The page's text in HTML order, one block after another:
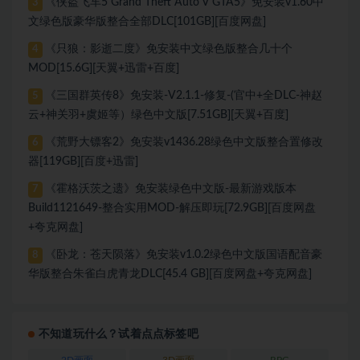
3
《侠盗飞车5 Grand Theft Auto V GTA5》免安装v1.60中
文绿色版豪华版整合全部DLC[101GB][百度网盘]
4
《只狼：影逝二度》免安装中文绿色版整合几十个
MOD[15.6G][天翼+迅雷+百度]
5
《三国群英传8》免安装-V2.1.1-修复-(官中+全DLC-神赵
云+神关羽+虞姬等）绿色中文版[7.51GB][天翼+百度]
6
《荒野大镖客2》免安装v1436.28绿色中文版整合置修改
器[119GB][百度+迅雷]
7
《霍格沃茨之遗》免安装绿色中文版-最新游戏版本
Build1121649-整合实用MOD-解压即玩[72.9GB][百度网盘
+夸克网盘]
8
《卧龙：苍天陨落》免安装v1.0.2绿色中文版国语配音豪
华版整合朱雀白虎青龙DLC[45.4 GB][百度网盘+夸克网盘]
不知道玩什么？试着点点标签吧